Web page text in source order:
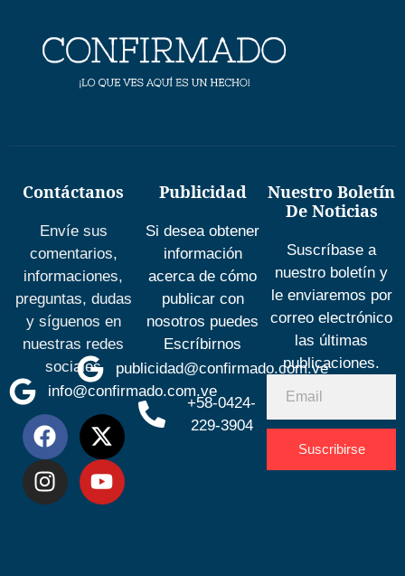
Contáctanos
Envíe sus
comentarios,
informaciones,
preguntas, dudas
y síguenos en
nuestras redes
sociales
info@confirmado.com.ve
Publicidad
Si desea obtener
información
acerca de cómo
publicar con
nosotros puedes
Escríbirnos
publicidad@confirmado.com.ve
+58-0424-
229-3904
Nuestro Boletín
De Noticias
Suscríbase a
nuestro boletín y
le enviaremos por
correo electrónico
las últimas
publicaciones.
Suscribirse